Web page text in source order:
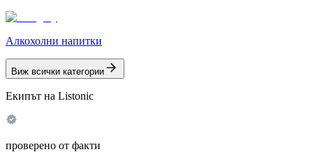
Алкохолни напитки
Виж всички категории
Екипът на Listonic
проверено от факти